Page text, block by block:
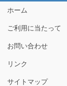
ホーム
ご利用に当たって
お問い合わせ
リンク
サイトマップ